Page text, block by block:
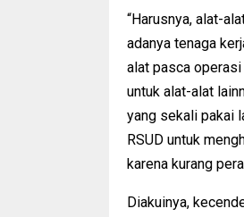
“Harusnya, alat-
adanya tenaga
alat pasca
untuk alat-alat
yang sekali pakai
RSUD untuk
karena kurang
Diakuinya,